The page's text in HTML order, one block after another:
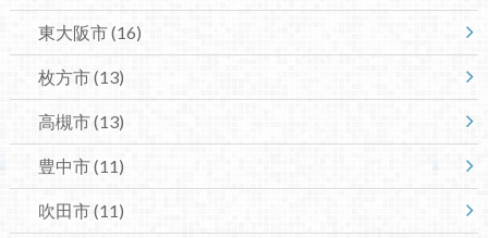
東大阪市(16)
枚方市(13)
高槻市(13)
豊中市(11)
吹田市(11)